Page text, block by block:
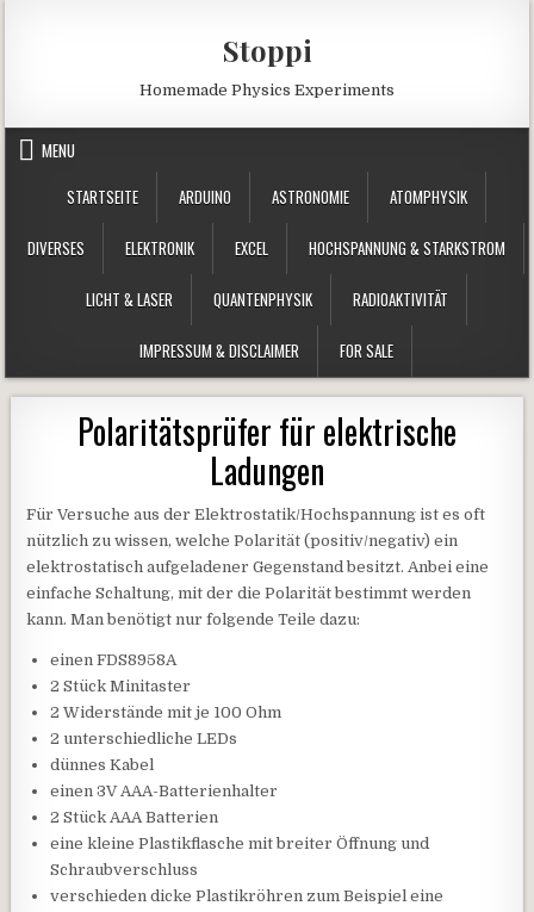
Stoppi
Homemade Physics Experiments
MENU
STARTSEITE
ARDUINO ASTRONOMIE ATOMPHYSIK
DIVERSES ELEKTRONIK EXCEL HOCHSPANNUNG & STARKSTROM
LICHT & LASER QUANTENPHYSIK RADIOAKTIVITÄT
IMPRESSUM & DISCLAIMER FOR SALE
Polaritätsprüfer für elektrische
Ladungen
Für Versuche aus der Elektrostatik/Hochspannung ist es oft
nützlich zu wissen, welche Polarität (positiv/negativ) ein
elektrostatisch aufgeladener Gegenstand besitzt. Anbei eine
einfache Schaltung, mit der die Polarität bestimmt werden
kann. Man benötigt nur folgende Teile dazu:
einen FDS8958A
2 Stück Minitaster
2 Widerstände mit je 100 Ohm
2 unterschiedliche LEDs
dünnes Kabel
einen 3V AAA-Batterienhalter
2 Stück AAA Batterien
eine kleine Plastikflasche mit breiter Öffnung und
Schraubverschluss
verschieden dicke Plastikröhren zum Beispiel eine